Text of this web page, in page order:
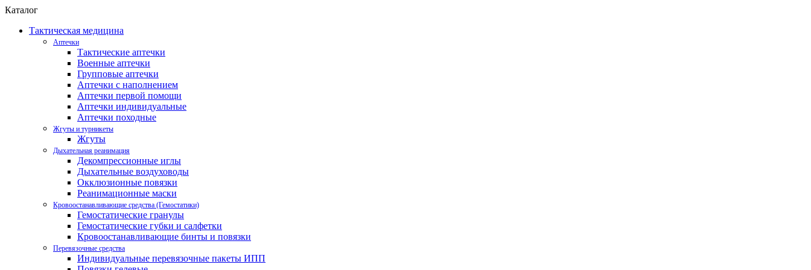
Каталог
Тактическая медицина
Аптечки
Тактические аптечки
Военные аптечки
Групповые аптечки
Аптечки с наполнением
Аптечки первой помощи
Аптечки индивидуальные
Аптечки походные
Жгуты и турникеты
Жгуты
Дыхательная реанимация
Декомпрессионные иглы
Дыхательные воздуховоды
Окклюзионные повязки
Реанимационные маски
Кровоостанавливающие средства (Гемостатики)
Гемостатические гранулы
Гемостатические губки и салфетки
Кровоостанавливающие бинты и повязки
Перевязочные средства
Индивидуальные перевязочные пакеты ИПП